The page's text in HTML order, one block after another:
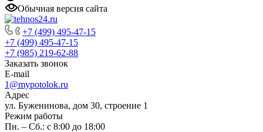
Обычная версия сайта
+7 (499) 495-47-15
+7 (499) 495-47-15
+7 (985) 219-62-88
Заказать звонок
E-mail
1@mypotolok.ru
Адрес
ул. Буженинова, дом 30, строение 1
Режим работы
Пн. – Сб.: с 8:00 до 18:00